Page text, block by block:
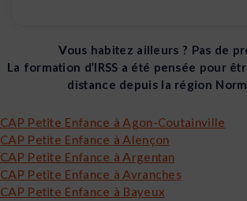
Vous habitez ailleurs ? Pas de
La formation d’IRSS a été pensée pour
distance depuis la région
CAP Petite Enfance à Agon-Coutainville
CAP Petite Enfance à Alençon
CAP Petite Enfance à Argentan
CAP Petite Enfance à Avranches
CAP Petite Enfance à Bayeux